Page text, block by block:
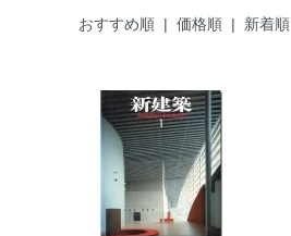
おすすめ順 | 価格順 | 新着順